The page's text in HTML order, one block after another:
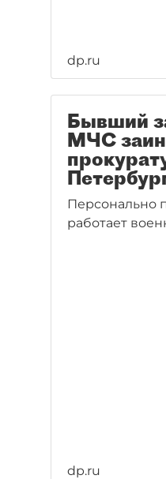
dp.ru
Бывший
МЧС
Персонально
работает
dp.ru